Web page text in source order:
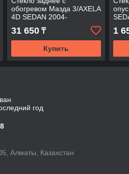
обогревом Мазда 3/AXELA
4D SEDAN 2004-
31 650₸
Купить
1
год
Алматы, Казахстан